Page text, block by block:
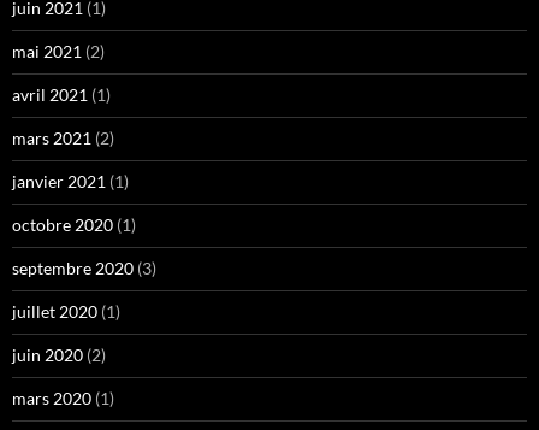
juin 2021 (1)
mai 2021 (2)
avril 2021 (1)
mars 2021 (2)
janvier 2021 (1)
octobre 2020 (1)
septembre 2020 (3)
juillet 2020 (1)
juin 2020 (2)
mars 2020 (1)